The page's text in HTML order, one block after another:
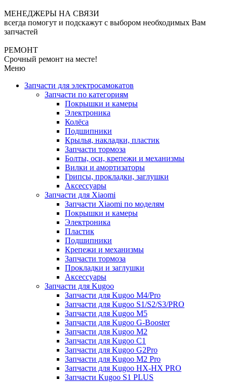
МЕНЕДЖЕРЫ НА СВЯЗИ
всегда помогут и подскажут с выбором необходимых Вам
запчастей
РЕМОНТ
Срочный ремонт на месте!
Меню
Запчасти для электросамокатов
Запчасти по категориям
Покрышки и камеры
Электроника
Колёса
Подшипники
Крылья, накладки, пластик
Запчасти тормоза
Болты, оси, крепежи и механизмы
Вилки и амортизаторы
Грипсы, прокладки, заглушки
Аксессуары
Запчасти для Xiaomi
Запчасти Xiaomi по моделям
Покрышки и камеры
Электроника
Пластик
Подшипники
Крепежи и механизмы
Запчасти тормоза
Прокладки и заглушки
Аксессуары
Запчасти для Kugoo
Запчасти для Kugoo M4/Pro
Запчасти для Kugoo S1/S2/S3/PRO
Запчасти для Kugoo M5
Запчасти для Kugoo G-Booster
Запчасти для Kugoo M2
Запчасти для Kugoo C1
Запчасти для Kugoo G2Pro
Запчасти для Kugoo M2 Pro
Запчасти для Kugoo HX-HX PRO
Запчасти Kugoo S1 PLUS